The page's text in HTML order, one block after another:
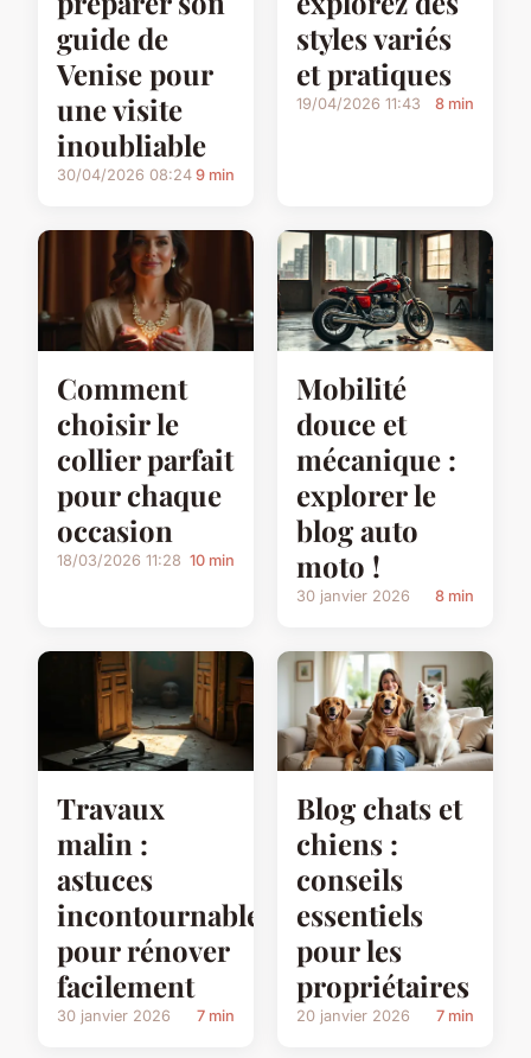
guide de
Venise pour
une visite
inoubliable
30/04/2026 08:24 9 min
styles variés
et pratiques
19/04/2026 11:43 8 min
Comment
choisir le
collier parfait
pour chaque
occasion
18/03/2026 11:28 10 min
Mobilité
douce et
mécanique :
explorer le
blog auto
moto !
30 janvier 2026 8 min
Travaux
malin :
astuces
incontournables
pour rénover
facilement
30 janvier 2026 7 min
Blog chats et
chiens :
conseils
essentiels
pour les
propriétaires
20 janvier 2026 7 min